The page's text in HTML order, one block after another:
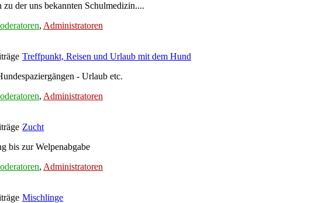
der uns bekannten Schulmedizin....
, Administratoren
Treffpunkt, Reisen und Urlaub mit dem Hund
- Urlaub etc.
, Administratoren
Zucht
bis zur Welpenabgabe
, Administratoren
Mischlinge